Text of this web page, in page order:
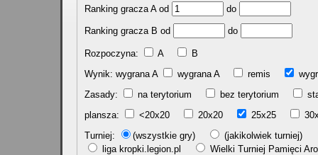
Ranking gracza A od do
Ranking gracza B od do
Rozpoczyna: A
B
Wynik: wygrana A
wygrana A remis
Zasady:
na terytorium bez terytorium
plansza:
<20x20 20x20 25x25
Turniej:
(wszystkie gry)
(jakikolwiek turniej)
liga kropki.legion.pl
Wielki Turniej Pamięci